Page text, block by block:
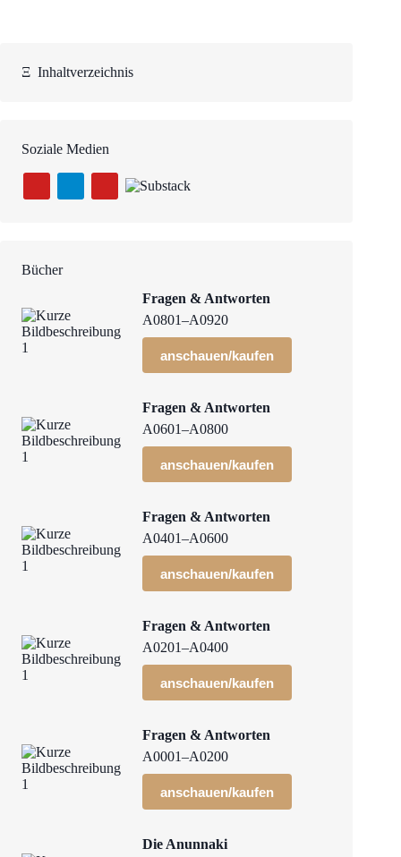
Ξ Inhaltverzeichnis
Soziale Medien
Bücher
Fragen & Antworten
A0801–A0920
anschauen/kaufen
Fragen & Antworten
A0601–A0800
anschauen/kaufen
Fragen & Antworten
A0401–A0600
anschauen/kaufen
Fragen & Antworten
A0201–A0400
anschauen/kaufen
Fragen & Antworten
A0001–A0200
anschauen/kaufen
Die Anunnaki